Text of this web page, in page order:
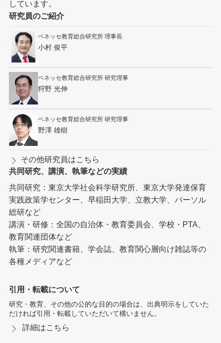
しています。
研究員のご紹介
ベネッセ教育総合研究所 理事長
小村 俊平
ベネッセ教育総合研究所 研究理事
狩野 光伸
ベネッセ教育総合研究所 研究理事
野澤 雄樹
その他研究員はこちら
共同研究、講演、執筆などの実績
共同研究：東京大学社会科学研究所、東京大学発達保育
実践政策学センター、早稲田大学、立教大学、パーソル
総研など
講演・研修：全国の自治体・教育委員会、学校・PTA、
教育関連団体など
執筆：研究関連書籍、学会誌、教育関心層向け雑誌等の
各種メディアなど
引用・転載について
研究・教育、その他の公的な目的の場合は、出典明示をしていた
だければ引用・転載していただいて構いません。
詳細はこちら